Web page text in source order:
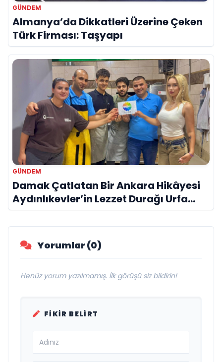
GÜNDEM
Almanya’da Dikkatleri Üzerine Çeken
Türk Firması: Taşyapı
GÜNDEM
Damak Çatlatan Bir Ankara Hikâyesi
Aydınlıkevler’in Lezzet Durağı Urfa
Damak
Yorumlar (0)
Henüz yorum yazılmamış. İlk görüşü siz bildirin!
FIKIR BELIRT